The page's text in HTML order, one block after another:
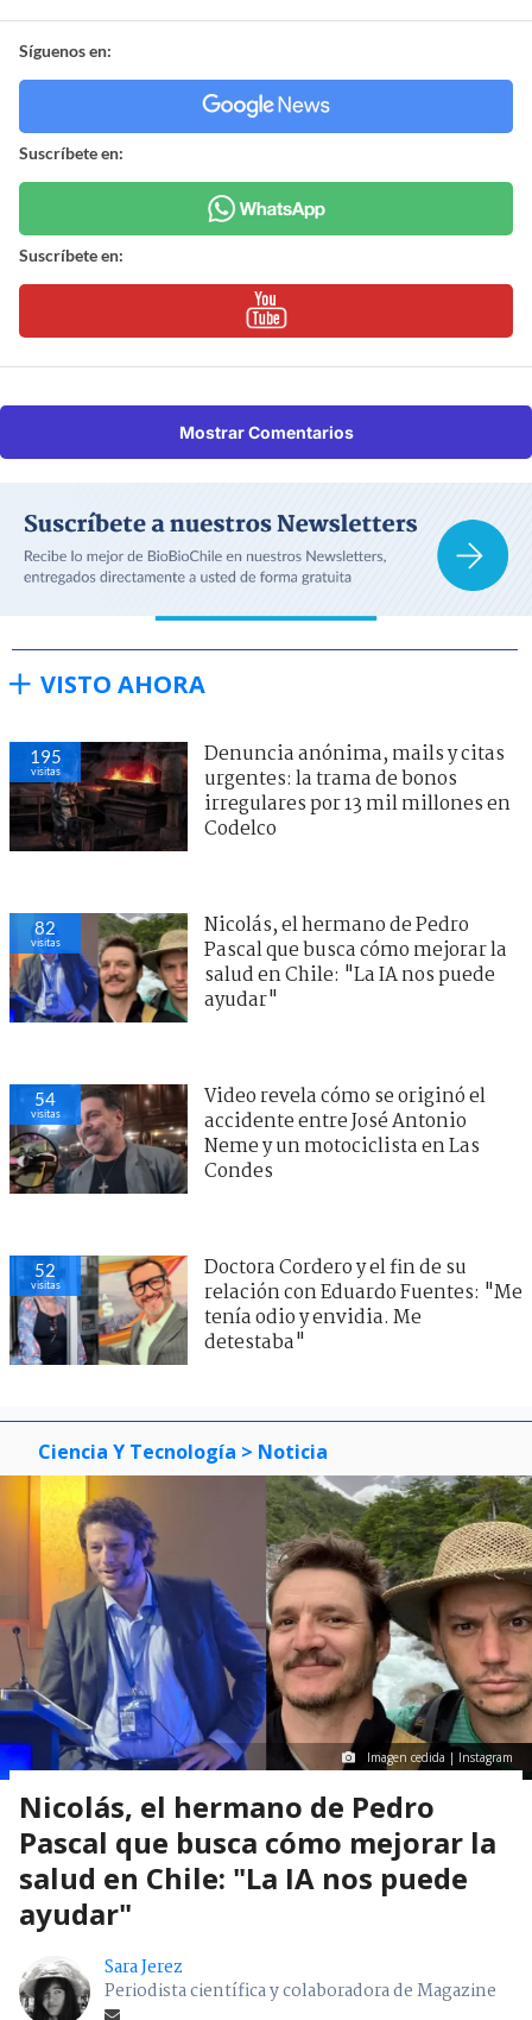
Síguenos en:
Suscríbete en:
Suscríbete en:
Mostrar Comentarios
VISTO AHORA
195
visitas
Denuncia anónima, mails y citas
urgentes: la trama de bonos
irregulares por 13 mil millones en
Codelco
82
visitas
Nicolás, el hermano de Pedro
Pascal que busca cómo mejorar la
salud en Chile: "La IA nos puede
ayudar"
54
visitas
Video revela cómo se originó el
accidente entre José Antonio
Neme y un motociclista en Las
Condes
52
visitas
Doctora Cordero y el fin de su
relación con Eduardo Fuentes: "Me
tenía odio y envidia. Me
detestaba"
Ciencia Y Tecnología > Noticia
Imagen cedida | Instagram
Nicolás, el hermano de Pedro
Pascal que busca cómo mejorar la
salud en Chile: "La IA nos puede
ayudar"
Sara Jerez
Periodista científica y colaboradora de Magazine